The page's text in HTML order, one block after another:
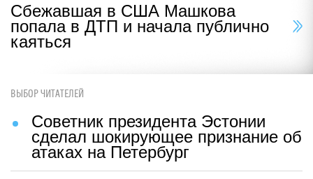
Сбежавшая в США Машкова
попала в ДТП и начала публично
каяться
ВЫБОР ЧИТАТЕЛЕЙ
Советник президента Эстонии
сделал шокирующее признание об
атаках на Петербург